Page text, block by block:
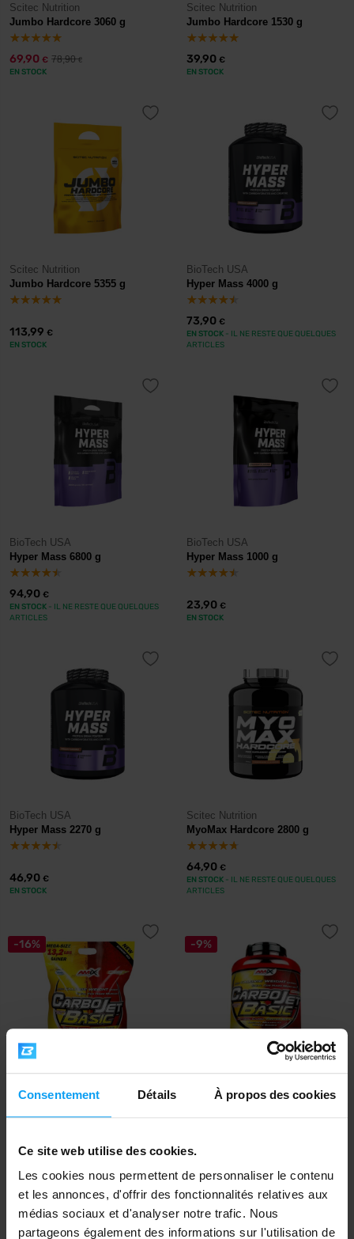
Consentement Détails À propos des cookies
Ce site web utilise des cookies.
Les cookies nous permettent de personnaliser le contenu
et les annonces, d'offrir des fonctionnalités relatives aux
médias sociaux et d'analyser notre trafic. Nous
partageons également des informations sur l'utilisation de
Scitec Nutrition
Jumbo Hardcore 3060 g
69,90 € 78,90€
EN STOCK
Scitec Nutrition
Jumbo Hardcore 1530 g
39,90 €
EN STOCK
Scitec Nutrition
Jumbo Hardcore 5355 g
113,99 €
EN STOCK
BioTech USA
Hyper Mass 4000 g
73,90 €
EN STOCK - IL NE RESTE QUE QUELQUES
ARTICLES
BioTech USA
Hyper Mass 6800 g
94,90 €
EN STOCK - IL NE RESTE QUE QUELQUES
ARTICLES
BioTech USA
Hyper Mass 1000 g
23,90 €
EN STOCK
BioTech USA
Hyper Mass 2270 g
46,90 €
EN STOCK
Scitec Nutrition
MyoMax Hardcore 2800 g
64,90 €
EN STOCK - IL NE RESTE QUE QUELQUES
ARTICLES
-16%
Amix
CarboJet Basic 6000 g
41,99€ 49,90 €
-9%
CarboJet Basic 3000 g
EN STOCK
-9% -19%